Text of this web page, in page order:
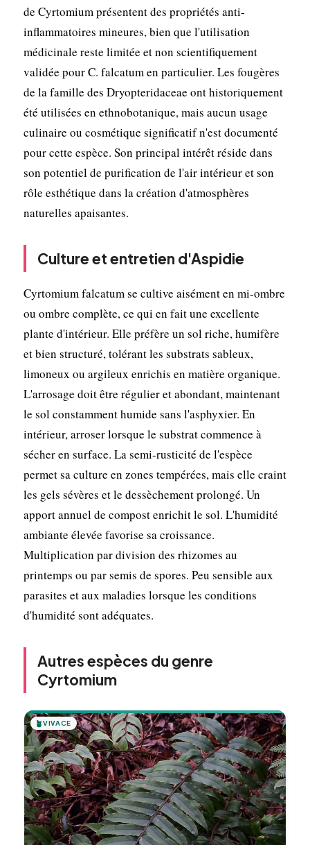
de Cyrtomium présentent des propriétés anti-
inflammatoires mineures, bien que l'utilisation
médicinale reste limitée et non scientifiquement
validée pour C. falcatum en particulier. Les fougères
de la famille des Dryopteridaceae ont historiquement
été utilisées en ethnobotanique, mais aucun usage
culinaire ou cosmétique significatif n'est documenté
pour cette espèce. Son principal intérêt réside dans
son potentiel de purification de l'air intérieur et son
rôle esthétique dans la création d'atmosphères
naturelles apaisantes.
Culture et entretien d'Aspidie
Cyrtomium falcatum se cultive aisément en mi-ombre
ou ombre complète, ce qui en fait une excellente
plante d'intérieur. Elle préfère un sol riche, humifère
et bien structuré, tolérant les substrats sableux,
limoneux ou argileux enrichis en matière organique.
L'arrosage doit être régulier et abondant, maintenant
le sol constamment humide sans l'asphyxier. En
intérieur, arroser lorsque le substrat commence à
sécher en surface. La semi-rusticité de l'espèce
permet sa culture en zones tempérées, mais elle craint
les gels sévères et le dessèchement prolongé. Un
apport annuel de compost enrichit le sol. L'humidité
ambiante élevée favorise sa croissance.
Multiplication par division des rhizomes au
printemps ou par semis de spores. Peu sensible aux
parasites et aux maladies lorsque les conditions
d'humidité sont adéquates.
Autres espèces du genre
Cyrtomium
🪴VIVACE